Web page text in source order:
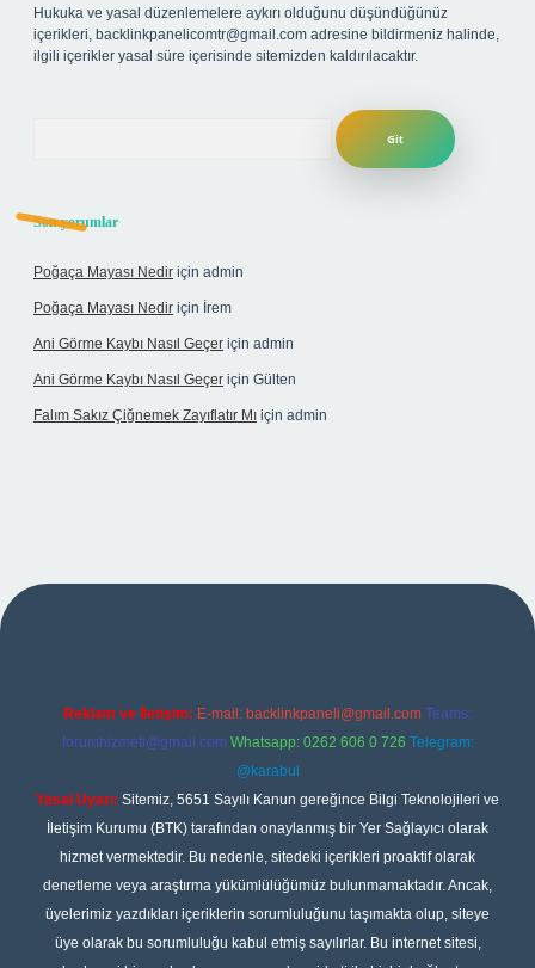
Hukuka ve yasal düzenlemelere aykırı olduğunu düşündüğünüz
içerikleri, backlinkpanelicomtr@gmail.com adresine bildirmeniz halinde,
ilgili içerikler yasal süre içerisinde sitemizden kaldırılacaktır.
Son yorumlar
Poğaça Mayası Nedir için admin
Poğaça Mayası Nedir için İrem
Ani Görme Kaybı Nasıl Geçer için admin
Ani Görme Kaybı Nasıl Geçer için Gülten
Falım Sakız Çiğnemek Zayıflatır Mı için admin
Reklam ve İletişim: E-mail: backlinkpaneli@gmail.com Teams:
forumhizmeti@gmail.com Whatsapp: 0262 606 0 726 Telegram:
@karabul
Yasal Uyarı: Sitemiz, 5651 Sayılı Kanun gereğince Bilgi Teknolojileri ve
İletişim Kurumu (BTK) tarafından onaylanmış bir Yer Sağlayıcı olarak
hizmet vermektedir. Bu nedenle, sitedeki içerikleri proaktif olarak
denetleme veya araştırma yükümlülüğümüz bulunmamaktadır. Ancak,
üyelerimiz yazdıkları içeriklerin sorumluluğunu taşımakta olup, siteye
üye olarak bu sorumluluğu kabul etmiş sayılırlar. Bu internet sitesi,